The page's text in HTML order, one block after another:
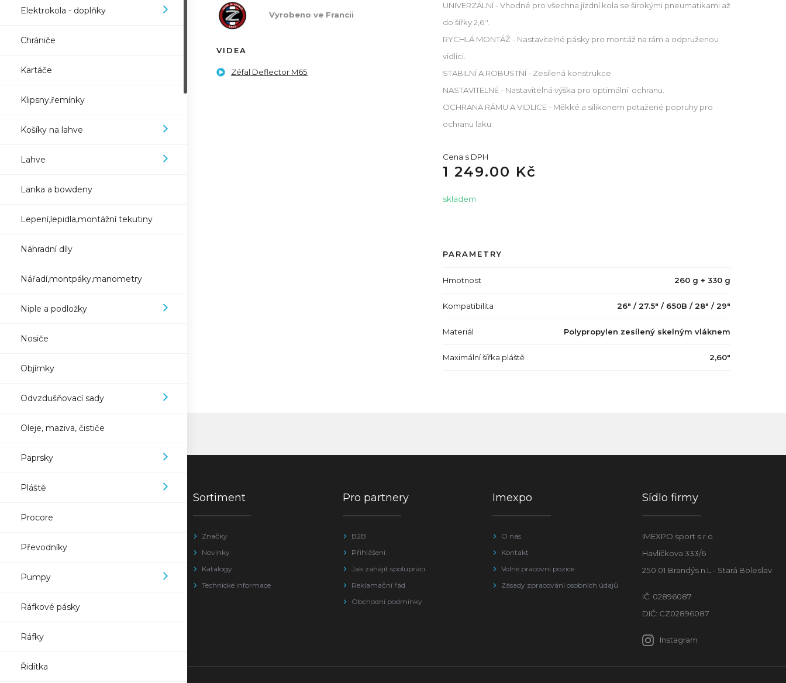
Elektrokola - doplňky
Chrániče
Kartáče
Klipsny,řemínky
Košíky na lahve
Lahve
Lanka a bowdeny
Lepení,lepidla,montážní tekutiny
Náhradní díly
Nářadí,montpáky,manometry
Niple a podložky
Nosiče
Objímky
Odvzdušňovací sady
Oleje, maziva, čističe
Paprsky
Pláště
Procore
Převodníky
Pumpy
Ráfkové pásky
Ráfky
Řidítka
UNIVERZÁLNÍ - Vhodné pro všechna jízdní kola se širokými pneumatikami až
do šířky 2,6''.
RYCHLÁ MONTÁŽ - Nastavitelné pásky pro montáž na rám a odpruženou
vidlici.
STABILNÍ A ROBUSTNÍ - Zesílená konstrukce.
NASTAVITELNÉ - Nastavitelná výška pro optimální ochranu.
OCHRANA RÁMU A VIDLICE - Měkké a silikonem potažené popruhy pro
ochranu laku.
Cena s DPH
1 249.00 Kč
skladem
PARAMETRY
Hmotnost 260 g + 330 g
Kompatibilita 26" / 27.5" / 650B / 28" / 29"
Materiál Polypropylen zesílený skelným vláknem
Maximální šířka pláště 2,60"
Vyrobeno ve Francii
VIDEA
Zéfal Deflector M65
Sortiment
Značky
Novinky
Katalogy
Technické informace
Pro partnery
B2B
Přihlášení
Jak zahájit spolupráci
Reklamační řád
Obchodní podmínky
Imexpo
O nás
Kontakt
Volné pracovní pozice
Zásady zpracování osobních údajů
Sídlo firmy
IMEXPO sport s.r.o.
Havlíčkova 333/6
250 01 Brandýs n.L - Stará Boleslav
IČ: 02896087
DIČ: CZ02896087
Instagram